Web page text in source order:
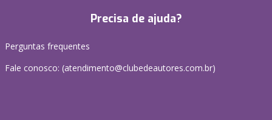
Precisa de ajuda?
Perguntas frequentes
Fale conosco: (atendimento@clubedeautores.com.br)